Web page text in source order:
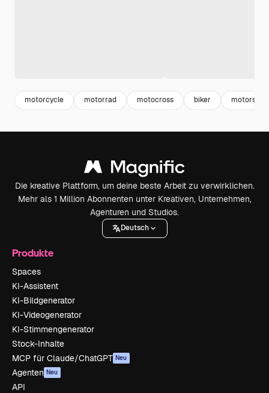
motorcycle motorrad motocross biker motorsport
Die kreative Plattform, um deine beste Arbeit zu verwirklichen.
Mehr als 1 Million Abonnenten unter Kreativen, Unternehmen,
Agenturen und Studios.
Deutsch
Produkte
Spaces
KI-Assistent
KI-Bildgenerator
KI-Videogenerator
KI-Stimmengenerator
Stock-Inhalte
MCP für Claude/ChatGPT Neu
Agenten Neu
API